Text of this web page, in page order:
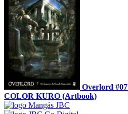
Overlord #07
COLOR KURO (Artbook)